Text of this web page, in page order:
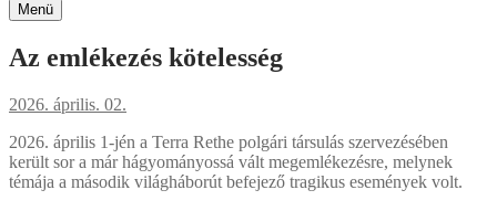
Menü
Az emlékezés kötelesség
2026. április. 02.
2026. április 1-jén a Terra Rethe polgári társulás szervezésében
került sor a már hágyományossá vált megemlékezésre, melynek
témája a második világháborút befejező tragikus események volt.